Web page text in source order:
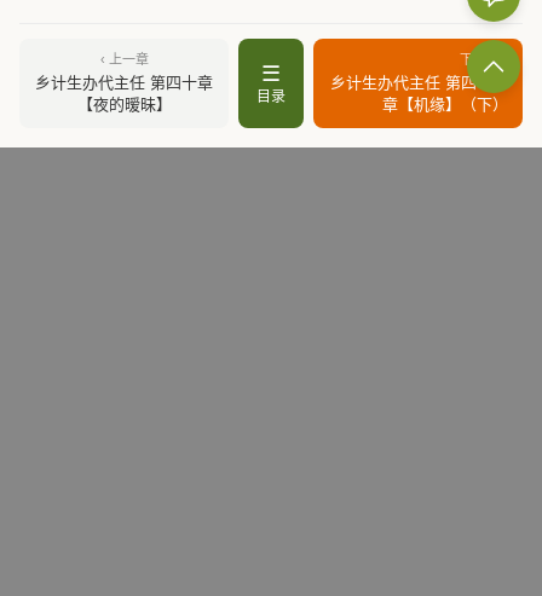
‹ 上一章
乡计生办代主任 第四十章
【夜的暧昧】
☰
目录
下一章 ›
乡计生办代主任 第四十一
章【机缘】（下）